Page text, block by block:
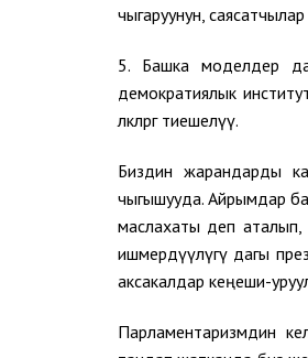
чыгаруунун,
5. Башка моделдер
демократиялык
өлкөлөргө тиешелүү.
Биздин жарандарды
чыгышууда. Айрымдар
маслахаты деп
ишмердүүлүгү дагы
аксакалдар кеңеши-
Парламентаризмдин